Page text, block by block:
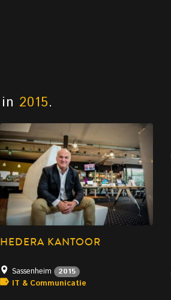
in 2015.
HEDERA KANTOOR
Sassenheim 2015
IT & Communicatie